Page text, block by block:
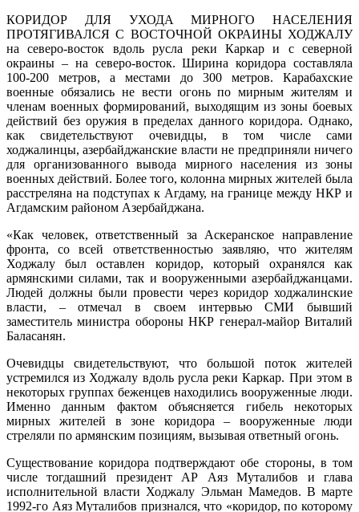
КОРИДОР ДЛЯ УХОДА МИРНОГО НАСЕЛЕНИЯ
ПРОТЯГИВАЛСЯ С ВОСТОЧНОЙ ОКРАИНЫ ХОДЖАЛУ
на северо-восток вдоль русла реки Каркар и с северной
окраины – на северо-восток. Ширина коридора составляла
100-200 метров, а местами до 300 метров. Карабахские
военные обязались не вести огонь по мирным жителям и
членам военных формирований, выходящим из зоны боевых
действий без оружия в пределах данного коридора. Однако,
как свидетельствуют очевидцы, в том числе сами
ходжалинцы, азербайджанские власти не предприняли ничего
для организованного вывода мирного населения из зоны
военных действий. Более того, колонна мирных жителей была
расстреляна на подступах к Агдаму, на границе между НКР и
Агдамским районом Азербайджана.
«Как человек, ответственный за Аскеранское направление
фронта, со всей ответственностью заявляю, что жителям
Ходжалу был оставлен коридор, который охранялся как
армянскими силами, так и вооруженными азербайджанцами.
Людей должны были провести через коридор ходжалинские
власти, – отмечал в своем интервью СМИ бывший
заместитель министра обороны НКР генерал-майор Виталий
Баласанян.
Очевидцы свидетельствуют, что большой поток жителей
устремился из Ходжалу вдоль русла реки Каркар. При этом в
некоторых группах беженцев находились вооруженные люди.
Именно данным фактом объясняется гибель некоторых
мирных жителей в зоне коридора – вооруженные люди
стреляли по армянским позициям, вызывая ответный огонь.
Существование коридора подтверждают обе стороны, в том
числе тогдашний президент АР Аяз Муталибов и глава
исполнительной власти Ходжалу Эльман Мамедов. В марте
1992-го Аяз Муталибов признался, что «коридор, по которому